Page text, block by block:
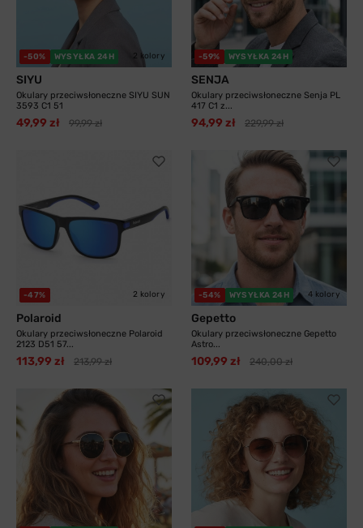
-50% WYSYŁKA 24H 2 kolory
SIYU
Okulary przeciwsłoneczne SIYU SUN
3593 C1 51
49,99 zł 99,99 zł
-59% WYSYŁKA 24H
SENJA
Okulary przeciwsłoneczne Senja PL
417 C1 z...
94,99 zł 229,99 zł
-47% 2 kolory
Polaroid
Okulary przeciwsłoneczne Polaroid
2123 D51 57...
113,99 zł 213,99 zł
-54% WYSYŁKA 24H 4 kolory
Gepetto
Okulary przeciwsłoneczne Gepetto
Astro...
109,99 zł 240,00 zł